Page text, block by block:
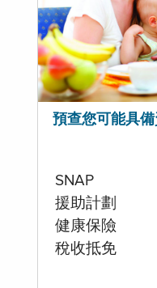
預查您可能具
SNAP
援助計劃
健康保險
稅收抵免